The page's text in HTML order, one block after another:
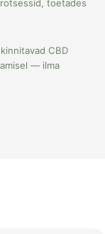
toetades
CBD
— ilma